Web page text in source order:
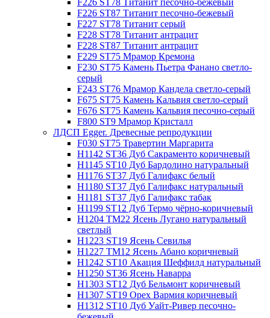
F226 ST87 Титанит песочно-бежевый
F227 ST78 Титанит серый
F228 ST78 Титанит антрацит
F228 ST87 Титанит антрацит
F229 ST75 Мрамор Кремона
F230 ST75 Камень Пьетра Фанано светло-
серый
F243 ST76 Мрамор Кандела cветло-серый
F675 ST75 Камень Кальвия светло-серый
F676 ST75 Камень Кальвия песочно-серый
F800 ST9 Мрамор Кристалл
ЛДСП Egger. Древесные репродукции
F030 ST75 Травертин Маргарита
H1142 ST36 Дуб Сакраменто коричневый
H1145 ST10 Дуб Бардолино натуральный
H1176 ST37 Дуб Галифакс белый
H1180 ST37 Дуб Галифакс натуральный
H1181 ST37 Дуб Галифакс табак
H1199 ST12 Дуб Термо чёрно-коричневый
H1204 TM22 Ясень Лугано натуральный
светлый
H1223 ST19 Ясень Севилья
H1227 TM12 Ясень Абано коричневый
H1242 ST10 Акация Шеффилд натуральный
H1250 ST36 Ясень Наварра
H1303 ST12 Дуб Бельмонт коричневый
H1307 ST19 Орех Вармия коричневый
H1312 ST10 Дуб Уайт-Ривер песочно-